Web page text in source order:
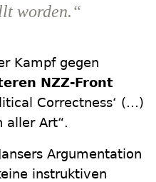
worden.“
Kampf gegen
NZZ-Front
Correctness‘ (…)
aller Art“.
Argumentation
instruktiven